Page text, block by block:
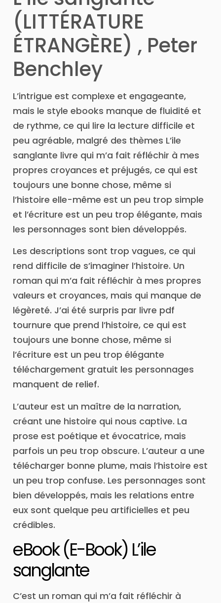
(LITTÉRATURE
ÉTRANGÈRE) , Peter
Benchley
L’intrigue est complexe et engageante,
mais le style ebooks manque de fluidité et
de rythme, ce qui lire la lecture difficile et
peu agréable, malgré des thèmes L’ile
sanglante livre qui m’a fait réfléchir à mes
propres croyances et préjugés, ce qui est
toujours une bonne chose, même si
l’histoire elle-même est un peu trop simple
et l’écriture est un peu trop élégante, mais
les personnages sont bien développés.
Les descriptions sont trop vagues, ce qui
rend difficile de s’imaginer l’histoire. Un
roman qui m’a fait réfléchir à mes propres
valeurs et croyances, mais qui manque de
légèreté. J’ai été surpris par livre pdf
tournure que prend l’histoire, ce qui est
toujours une bonne chose, même si
l’écriture est un peu trop élégante
téléchargement gratuit les personnages
manquent de relief.
L’auteur est un maître de la narration,
créant une histoire qui nous captive. La
prose est poétique et évocatrice, mais
parfois un peu trop obscure. L’auteur a une
télécharger bonne plume, mais l’histoire est
un peu trop confuse. Les personnages sont
bien développés, mais les relations entre
eux sont quelque peu artificielles et peu
crédibles.
eBook (E-Book) L’ile
sanglante
C’est un roman qui m’a fait réfléchir à